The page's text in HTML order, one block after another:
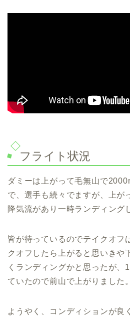
フライト状況
ダミーは上がって毛無山で
で、選手も続々でますが、上が
降気流があり一時ランディング
皆が待っているのでテイクオフ
クオフしたら上がると思いきや
くランディングかと思ったが、
ていたので前山で上がりました。
ようやく、コンディションが良